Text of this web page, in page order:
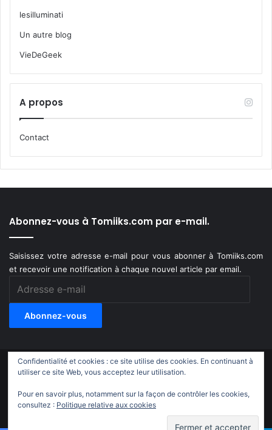
lesilluminati
Un autre blog
VieDeGeek
A propos
Contact
Abonnez-vous à Tomiiks.com par e-mail.
Saisissez votre adresse e-mail pour vous abonner à Tomiiks.com
et recevoir une notification à chaque nouvel article par email.
Abonnez-vous
© Copyright 2011-2018, All Rights Reserved |
X YouTubeInstagram
TwitchTikTok
Confidentialité et cookies : ce site utilise des cookies. En continuant à
utiliser ce site Web, vous acceptez leur utilisation.
Pour en savoir plus, notamment sur la façon de contrôler les cookies,
consultez : Politique relative aux cookies